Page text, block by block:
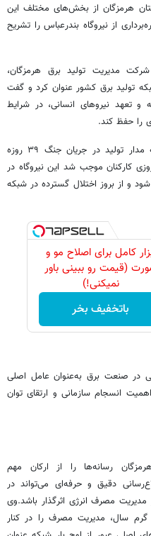
هرمزگان از بخش‌های مختلف این
از نیروگاه بندرعباس را تشریح
مدیریت تولید برق هرمزگان،
تولید برق کشور عنوان کرد و گفت
و تعهد نیروهای انسانی، در شرایط
را حفظ کند.
وی با اشاره به بازگشت سریع نیروگاه به مدار تولید در جریان جنگ ۳۹ روزه
کارکنان موجب شد این نیروگاه در
شود و از بروز اختلال گسترده در شبکه
کامل برای اصلاح مو و
(قیمت رو ببینی باور
نمیکنی!)
باتخفیف بخر
در صنعت برق به‌عنوان عامل اصلی
انسجام سازمانی و ارتقای توان
رسانه‌ها را از ارکان مهم
دقیق و حرفه‌ای می‌تواند در
مصرف انرژی اثرگذار باشد.وی
سال، مدیریت مصرف را در کنار